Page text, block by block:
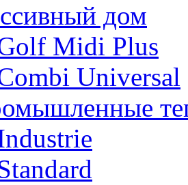
дом
Midi Plus
Universal